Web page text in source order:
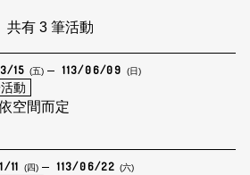
共有 3 筆活動
15 (五) 113/06/09 (日)
動
空間而定
11 (四) 113/06/22 (六)